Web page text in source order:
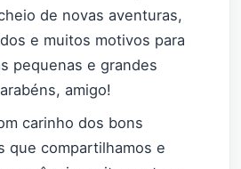
de novas aventuras,
e muitos motivos para
pequenas e grandes
amigo!
carinho dos bons
que compartilhamos e